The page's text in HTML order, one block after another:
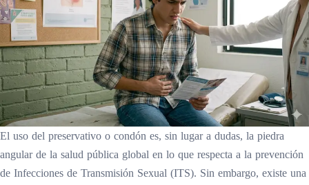
El uso del preservativo o condón es, sin lugar a dudas, la piedra
angular de la salud pública global en lo que respecta a la prevención
de Infecciones de Transmisión Sexual (ITS). Sin embargo, existe una